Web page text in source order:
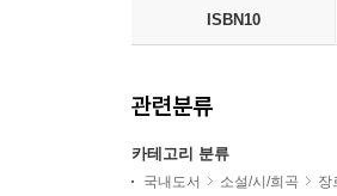
ISBN10
관련분류
카테고리 분류
국내도서 소설/시/희곡 장